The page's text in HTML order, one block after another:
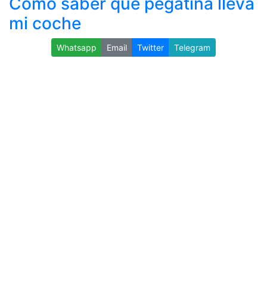
mi coche
Whatsapp Email Twitter Telegram